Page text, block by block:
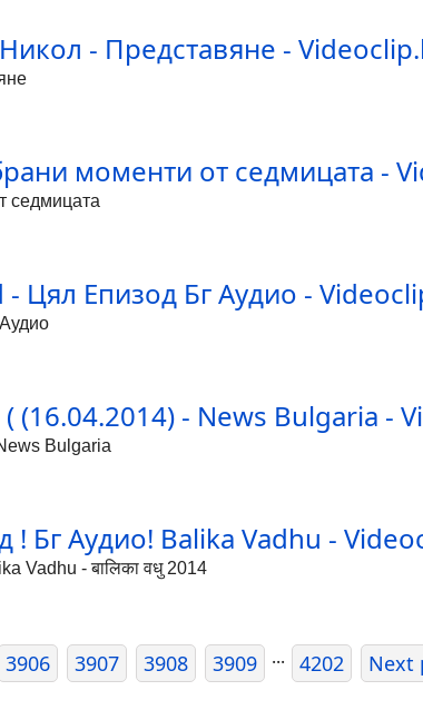
- Представяне -
моменти от седмицата -
седмицата
Цял Епизод Бг Аудио -
(16.04.2014) - News Bulgaria -
Bulgaria
! Бг Аудио! Balika Vadhu -
Vadhu - बालिका वधु 2014
3906 3907 3908 3909 ... 4202 Next